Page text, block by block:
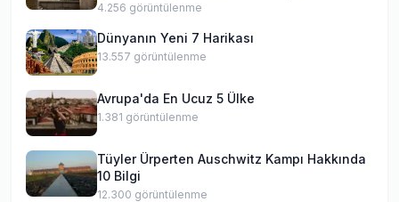
4.256 görüntülenme
Dünyanın Yeni 7 Harikası
13.557 görüntülenme
Avrupa'da En Ucuz 5 Ülke
1.381 görüntülenme
Tüyler Ürperten Auschwitz Kampı Hakkında
10 Bilgi
12.300 görüntülenme